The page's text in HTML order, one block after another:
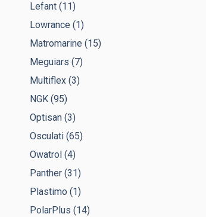
Lefant (11)
Lowrance (1)
Matromarine (15)
Meguiars (7)
Multiflex (3)
NGK (95)
Optisan (3)
Osculati (65)
Owatrol (4)
Panther (31)
Plastimo (1)
PolarPlus (14)